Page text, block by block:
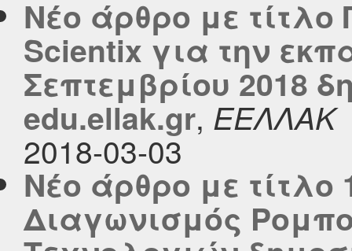
Νέο άρθρο με τίτλο
Scientix για την
Σεπτεμβρίου 2018
edu.ellak.gr, ΕΕΛΛΑΚ
2018-03-03
Νέο άρθρο με
Διαγωνισμός